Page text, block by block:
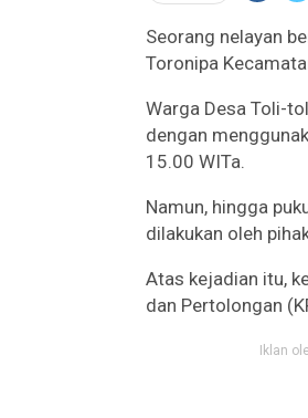
Seorang nelayan
Toronipa
Warga Desa Toli-
dengan
15.00 WITa.
Namun, hingga
dilakukan oleh
Atas kejadian itu,
dan Pertolongan
Iklan